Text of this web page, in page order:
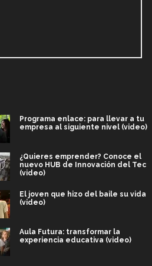
Programa enlace: para llevar a tu
empresa al siguiente nivel (video)
¿Quieres emprender? Conoce el
nuevo HUB de Innovación del Tec
(video)
El joven que hizo del baile su vida
(video)
Aula Futura: transformar la
experiencia educativa (video)